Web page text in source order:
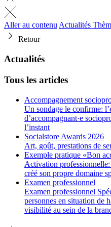
Aller au contenuActualités
Retour
Actualités
Tous les articles
Accompagnement
Un sondage le confirme:
d’accompagnant·e
l’instant
Socialstore Awards 2026
Art, goût, prestations de
Exemple pratique «Bon
Activation
créé son propre domaine
Examen professionnel
Examen professionnel
personnes en situation de
visibilité au sein de la